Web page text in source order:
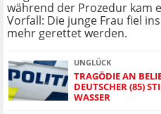
während der Prozedur kam
Vorfall: Die junge Frau fiel
mehr gerettet werden.
UNGLÜCK
TRAGÖDIE AN
DEUTSCHER (85)
WASSER